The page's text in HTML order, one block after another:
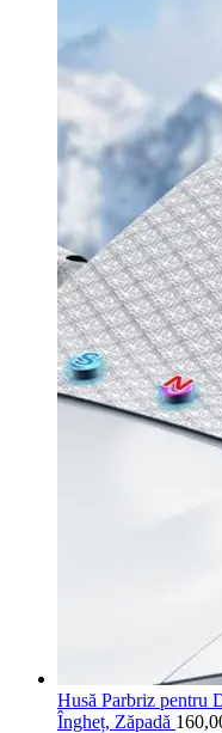
Husă Parbriz pentru
Îngheț, Zăpadă